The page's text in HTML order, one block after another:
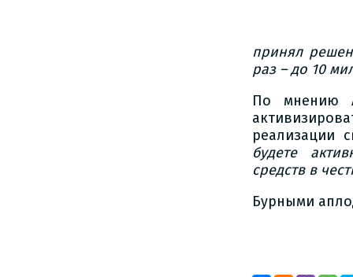
принял
раз – до 10
По мнению
реализации
будете
средств в
Бурными